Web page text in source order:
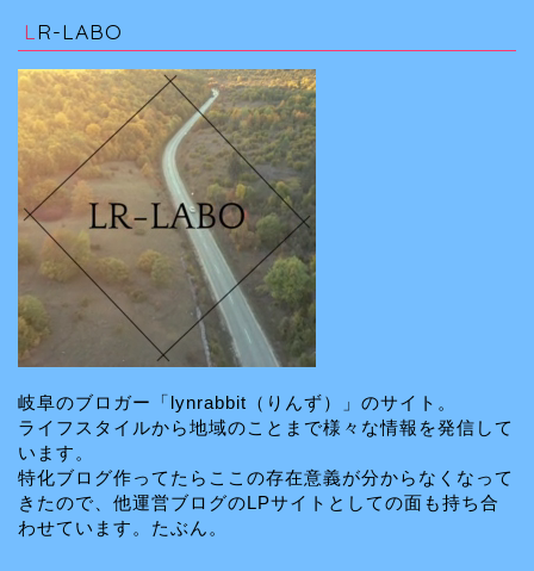
LR-LABO
岐阜のブロガー「lynrabbit（りんず）」のサイト。
ライフスタイルから地域のことまで様々な情報を発信して
います。
特化ブログ作ってたらここの存在意義が分からなくなって
きたので、他運営ブログのLPサイトとしての面も持ち合
わせています。たぶん。